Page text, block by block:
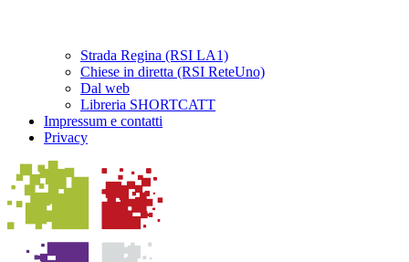
Strada Regina (RSI LA1)
Chiese in diretta (RSI ReteUno)
Dal web
Libreria SHORTCATT
Impressum e contatti
Privacy